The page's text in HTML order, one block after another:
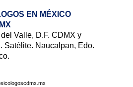
EN MÉXICO
Valle, D.F. CDMX y
Satélite. Naucalpan, Edo.